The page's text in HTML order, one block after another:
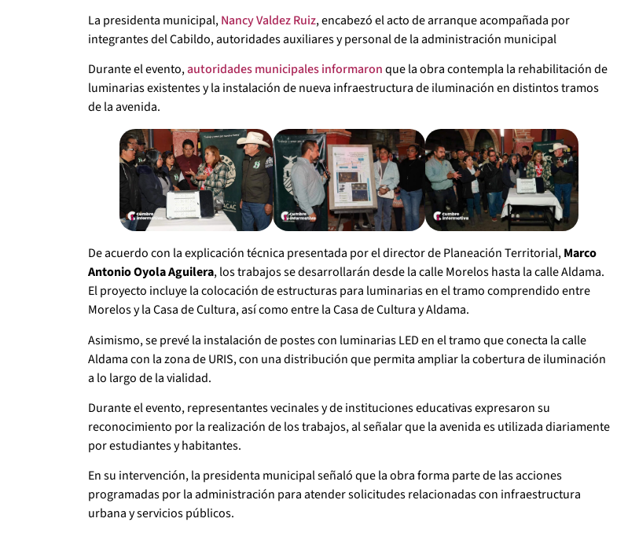
La presidenta municipal,Nancy Valdez Ruiz, encabezó el acto de arranque acompañada por
integrantes del Cabildo, autoridades auxiliares y personal de la administración municipal
Durante el evento,autoridades municipales informaronque la obra contempla la rehabilitación de
luminarias existentes y la instalación de nueva infraestructura de iluminación en distintos tramos
de la avenida.
De acuerdo con la explicación técnica presentada por el director de Planeación Territorial,Marco
Antonio Oyola Aguilera, los trabajos se desarrollarán desde la calle Morelos hasta la calle Aldama.
El proyecto incluye la colocación de estructuras para luminarias en el tramo comprendido entre
Morelos y la Casa de Cultura, así como entre la Casa de Cultura y Aldama.
Asimismo, se prevé la instalación de postes con luminarias LED en el tramo que conecta la calle
Aldama con la zona de URIS, con una distribución que permita ampliar la cobertura de iluminación
a lo largo de la vialidad.
Durante el evento, representantes vecinales y de instituciones educativas expresaron su
reconocimiento por la realización de los trabajos, al señalar que la avenida es utilizada diariamente
por estudiantes y habitantes.
En su intervención, la presidenta municipal señaló que la obra forma parte de las acciones
programadas por la administración para atender solicitudes relacionadas con infraestructura
urbana y servicios públicos.